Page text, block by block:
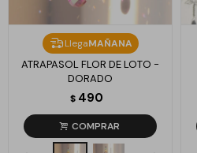
LlegaMAÑANA
ATRAPASOL FLOR DE LOTO -
DORADO
$ 490